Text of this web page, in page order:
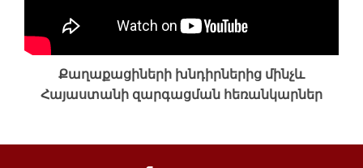
Քաղաքացիների խնդիրներից մինչև
Հայաստանի զարգացման հեռանկարներ